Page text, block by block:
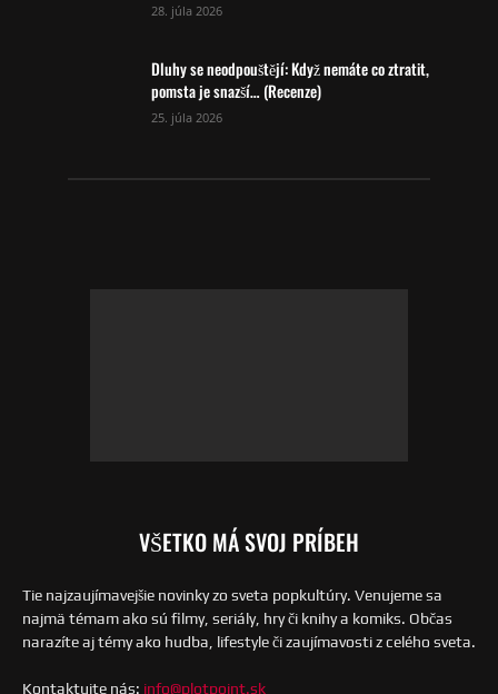
28. júla 2026
Dluhy se neodpouštějí: Když nemáte co ztratit,
pomsta je snazší… (Recenze)
25. júla 2026
VŠETKO MÁ SVOJ PRÍBEH
Tie najzaujímavejšie novinky zo sveta popkultúry. Venujeme sa
najmä témam ako sú filmy, seriály, hry či knihy a komiks. Občas
narazíte aj témy ako hudba, lifestyle či zaujímavosti z celého sveta.
Kontaktujte nás: info@plotpoint.sk